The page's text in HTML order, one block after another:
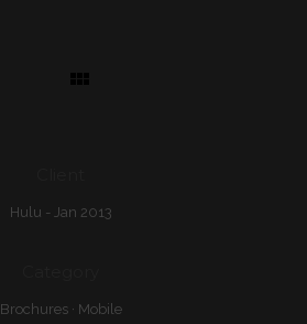
Hulu - Jan 2013
Brochures· Mobile